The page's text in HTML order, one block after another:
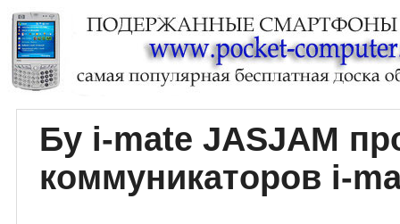
Бу i-mate JASJAM
коммуникаторов i-